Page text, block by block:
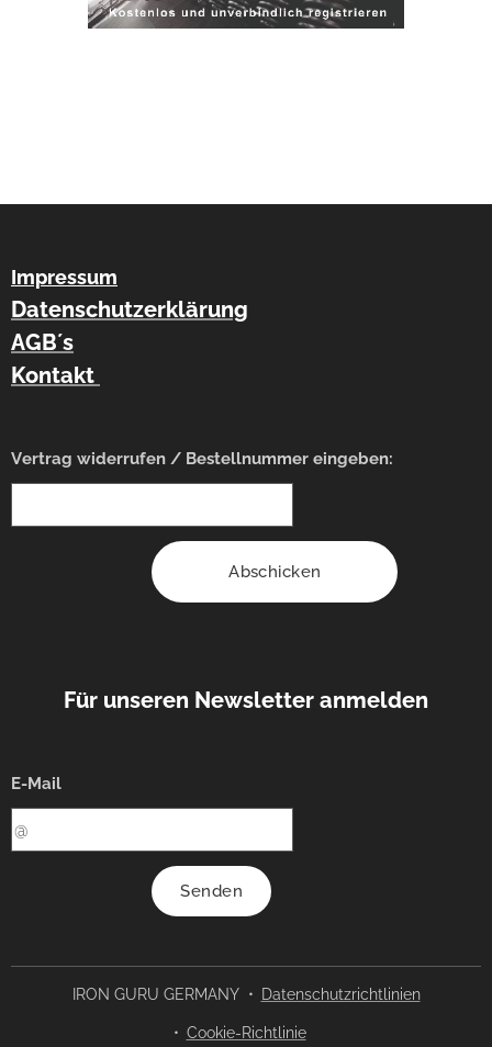
Impressum
Datenschutzerklärung
AGB´s
Kontakt
Vertrag widerrufen / Bestellnummer eingeben:
Abschicken
Für unseren Newsletter anmelden
E-Mail
Senden
IRON GURU GERMANY Datenschutzrichtlinien
Cookie-Richtlinie